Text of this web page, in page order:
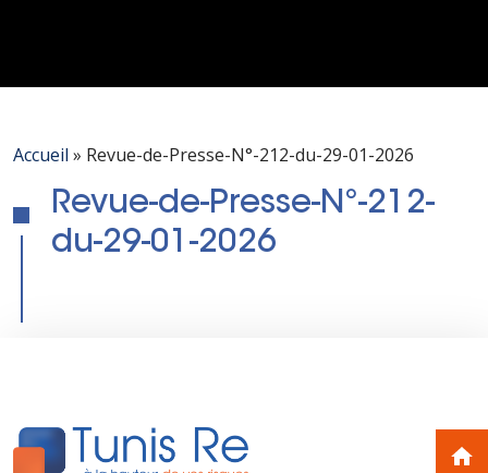
Accueil » Revue-de-Presse-N°-212-du-29-01-2026
Revue-de-Presse-N°-212-
du-29-01-2026